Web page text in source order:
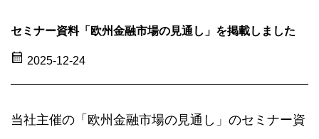
シ
ナ
ル
セミナー資料「欧州金融市場の見通し」を掲載しました
calendar_month 2025-12-24
当社主催の「欧州金融市場の見通し」のセミナー資